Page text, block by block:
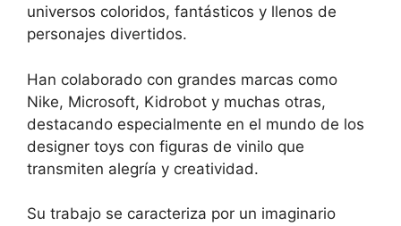
universos coloridos, fantásticos y llenos de
personajes divertidos.
Han colaborado con grandes marcas como
Nike, Microsoft, Kidrobot y muchas otras,
destacando especialmente en el mundo de los
designer toys con figuras de vinilo que
transmiten alegría y creatividad.
Su trabajo se caracteriza por un imaginario